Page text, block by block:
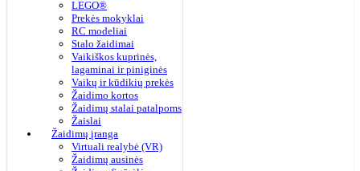
LEGO®
Prekės mokyklai
RC modeliai
Stalo žaidimai
Vaikiškos kuprinės,
lagaminai ir piniginės
Vaikų ir kūdikių prekės
Žaidimo kortos
Žaidimų stalai patalpoms
Žaislai
Žaidimų įranga
Virtuali realybė (VR)
Žaidimų ausinės